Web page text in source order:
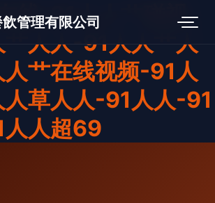
线-91人人艹碰视
人人-91人人艹人
艹在线视频-91人
草人人-91人人-91
人超69
管理有限公司